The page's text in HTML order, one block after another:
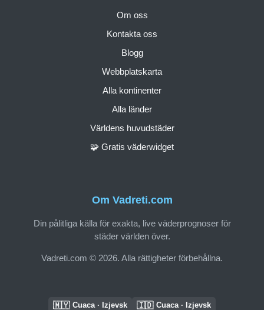
Om Vadreti.com
Din pålitliga källa för exakta, live väderprognoser för
städer världen över.
Vadreti.com © 2026. Alla rättigheter förbehållna.
Om oss
Kontakta oss
Blogg
Webbplatskarta
Alla kontinenter
Alla länder
Världens huvudstäder
🧩 Gratis väderwidget
🇲🇾 Cuaca · Izjevsk 🇮🇩 Cuaca · Izjevsk